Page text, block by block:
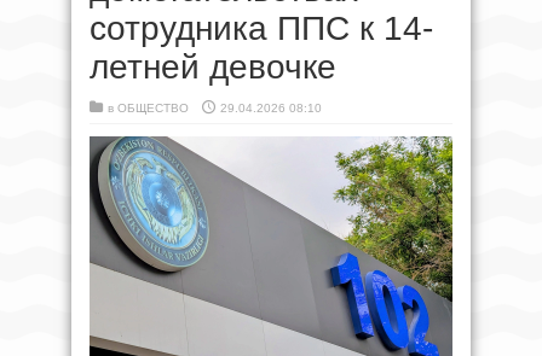
сотрудника ППС к 14-
летней девочке
в ОБЩЕСТВО 29.04.2026 08:10